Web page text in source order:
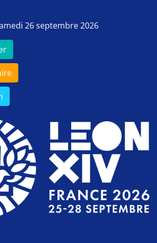
26 septembre 2026